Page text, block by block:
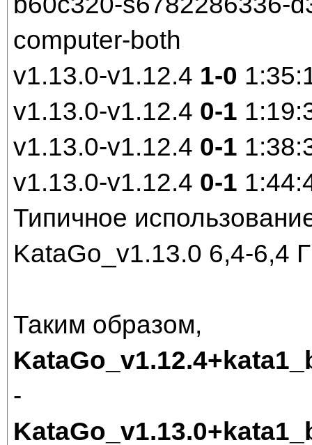
computer-both
v1.13.0-v1.12.4 1-0
v1.13.0-v1.12.4 0-1
v1.13.0-v1.12.4 0-1
v1.13.0-v1.12.4 0-1
Типичное
KataGo_v1.13.0 6,4-6,4
Таким образом,
-